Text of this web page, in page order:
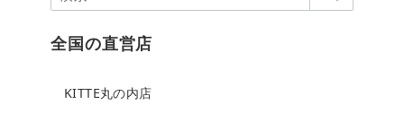
全国の直営店
KITTE丸の内店